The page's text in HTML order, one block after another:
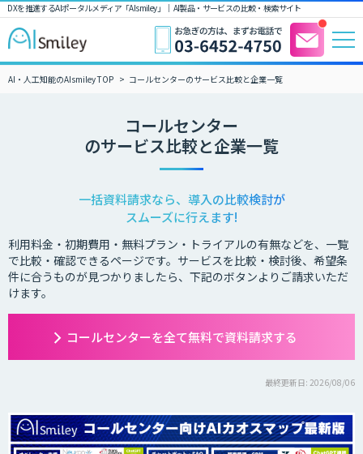
DXを推進するAIポータルメディア「AIsmiley」｜ AI製品・サービスの比較・検索サイト
AI・人工知能のAIsmiley TOP コールセンターのサービス比較と企業一覧
コールセンター
のサービス比較と企業一覧
一括資料請求なら、導入の比較検討が
スムーズに行えます!
利用料金・初期費用・無料プラン・トライアルの有無などを、一覧
で比較・確認できるページです。サービスを比較・検討後、希望条
件に合うものが見つかりましたら、下記のボタンよりご請求いただ
けます。
コールセンターを全て無料で資料請求する
最終更新日: 2026/08/06